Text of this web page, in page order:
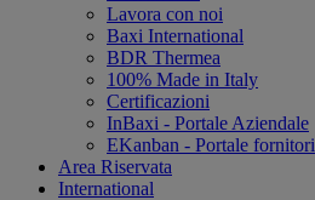
Lavora con noi
Baxi International
BDR Thermea
100% Made in Italy
Certificazioni
InBaxi - Portale Aziendale
EKanban - Portale fornitori
Area Riservata
International